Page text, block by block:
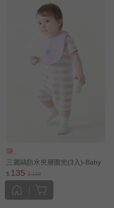
三麗鷗防水夾層圍兜(3入)-Baby
$ 135 $ 199